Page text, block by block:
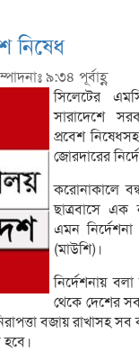
নিষেধ
৯:৩৪ পূর্বাহ্ণ
সিলেটের
সারাদেশে
প্রবেশ
জোরদারের
করোনাকালে
ছাত্রবাসে এক
এমন
(মাউশি)।
নির্দেশনায়
থেকে দেশের সব
বজায় রাখাসহ
হবে।